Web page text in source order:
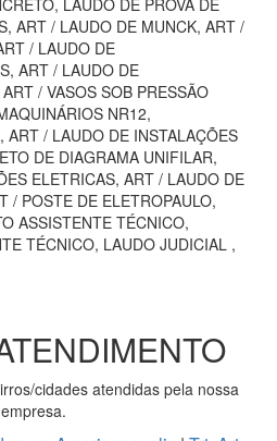
LAUDO DE PROVA DE
ART / LAUDO DE MUNCK, ART /
/ LAUDO DE
ART / LAUDO DE
/ VASOS SOB PRESSÃO
NR12,
ART / LAUDO DE INSTALAÇÕES
DE DIAGRAMA UNIFILAR,
ELETRICAS, ART / LAUDO DE
/ POSTE DE ELETROPAULO,
ASSISTENTE TÉCNICO,
TÉCNICO, LAUDO JUDICIAL ,
cidades atendidas pela nossa
empresa.